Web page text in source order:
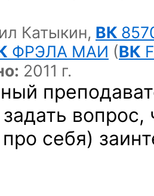
Катыкин, ВК
ФРЭЛА МАИ (ВК
2011 г.
себя)